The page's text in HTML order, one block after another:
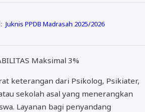
Juknis PPDB Madrasah 2025/2026
Maksimal 3%
keterangan dari Psikolog, Psikiater,
sekolah asal yang menerangkan
Layanan bagi penyandang